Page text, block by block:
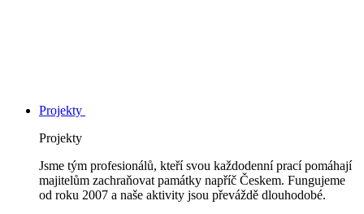
Projekty
Projekty
Jsme tým profesionálů, kteří svou každodenní prací pomáhají
majitelům zachraňovat památky napříč Českem. Fungujeme
od roku 2007 a naše aktivity jsou převáždě dlouhodobé.